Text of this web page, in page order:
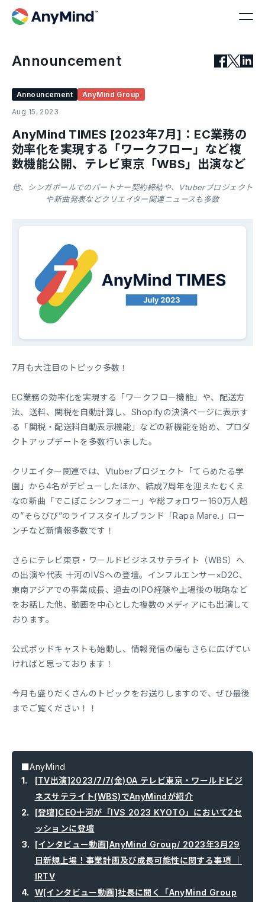
Announcement
Announcement
AnyMind Group
Aug 15, 2023
AnyMind TIMES [2023年7月]：EC業務の
効率化を実現する「ワークフロー」など複
数機能公開、テレビ東京「WBS」出演など
他、シンガポールでのパートナー契約締結や、Vtuberプロジェクト
や新曲発表などクリエイター関連ニュースも多数
7月も大注目のトピック多数！
EC業務の効率化を実現する「ワークフロー機能」や、配送方
法、送料、関税を自動計算し、Shopifyの決済ページに表示す
る「関税・配送料自動表示機能」などの新機能を始め、プロダ
クトアップデートを多数行いました。
クリエイター関連では、Vtuberプロジェクト「てらめたる学
園」から4名がデビューしたほか、結成7周年を迎えたむくえ
なの新曲「でこぼこシンフォニー」や総フォロワー160万人超
の”そらびび”のライフスタイルブランド「Rapa Mare.」ロー
ンチなど新情報多数です！
さらにテレビ東京・ワールドビジネスサテライト（WBS）へ
の出演や代表 十河のIVSへの登壇。インフルエンサー×D2C、
東南アジアでの事業成長、過去のIPO経験や上場後の戦略など
をお話した他、動画を中心とした複数のメディアにも出演して
おります。
公式ポッドキャストも始動し、情報発信の幅もさらに広げてい
ければと思っております！
今月も盛りだくさんのトピックをお送りしますので、ぜひ最後
までご覧ください！！
■AnyMind
[TV出演]2023/7/7(金)OA テレビ東京・ワールドビジ
ネスサテライト(WBS)でAnyMindが紹介
[登壇]CEO十河が「IVS 2023 KYOTO」において2セ
ッションに登壇
[インタビュー動画]AnyMind Group/ 2023年3月29
日新規上場！事業計画及び成長可能性に関する事項 ｜
IRTV
W[インタビュー動画]社長に聞く「AnyMind Group